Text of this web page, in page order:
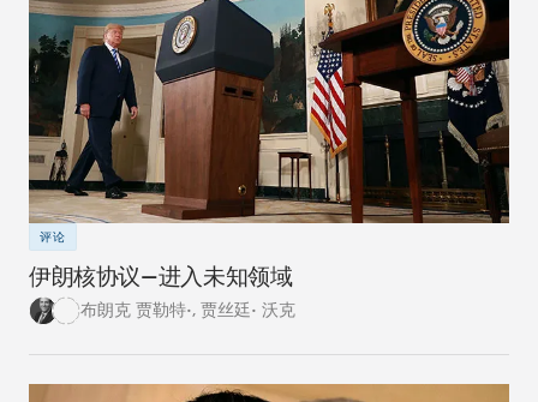
评论
伊朗核协议—进入未知领域
布朗克 贾勒特•, 贾丝廷• 沃克